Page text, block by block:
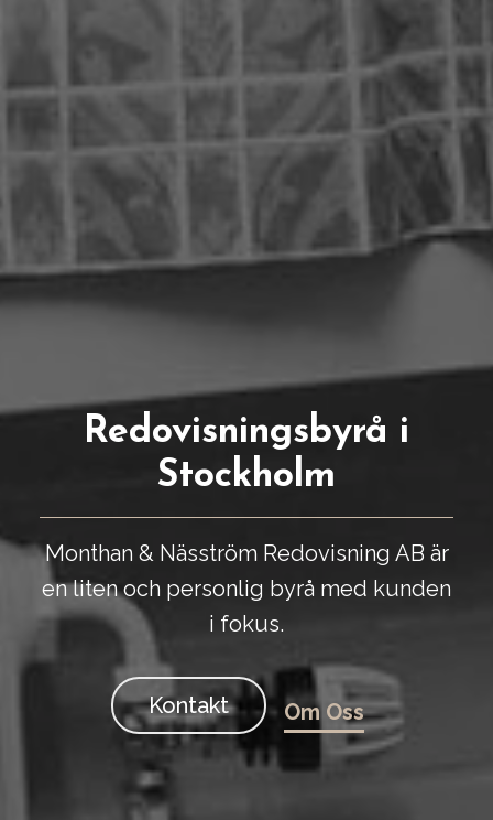
Redovisningsbyrå i
Stockholm
Monthan & Näsström Redovisning AB är
en liten och personlig byrå med kunden
i fokus.
Kontakt Om Oss